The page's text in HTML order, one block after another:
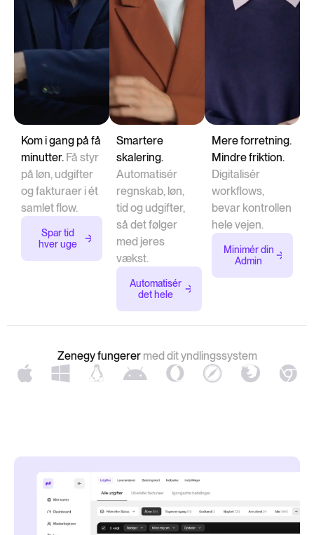
Kom i gang på få
minutter. Få styr
på løn, udgifter
og fakturaer i ét
samlet flow.
Spar tid
hver uge
Smartere
skalering.
Automatisér
regnskab, løn,
tid og udgifter,
så det følger
med jeres
vækst.
Automatisér
det hele
Mere forretning.
Mindre friktion.
Digitalisér
workflows,
bevar kontrollen
hele vejen.
Minimér din
Admin
Zenegy fungerer med dit yndlingssystem